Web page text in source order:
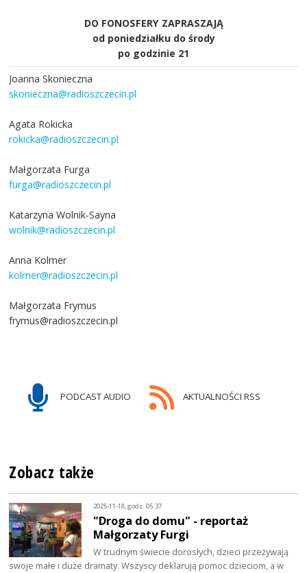
DO FONOSFERY ZAPRASZAJĄ
od poniedziałku do środy
po godzinie 21
Joanna Skonieczna
skonieczna@radioszczecin.pl
Agata Rokicka
rokicka@radioszczecin.pl
Małgorzata Furga
furga@radioszczecin.pl
Katarzyna Wolnik-Sayna
wolnik@radioszczecin.pl
Anna Kolmer
kolmer@radioszczecin.pl
Małgorzata Frymus
frymus@radioszczecin.pl
PODCAST AUDIO AKTUALNOŚCI RSS
Zobacz także
2025-11-18, godz. 05:37
"Droga do domu" - reportaż
Małgorzaty Furgi
W trudnym świecie dorosłych, dzieci przeżywają
swoje małe i duże dramaty. Wszyscy deklarują pomoc dzieciom, a w